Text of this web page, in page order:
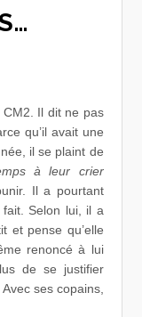
Il dit ne pas
qu’il avait une
il se plaint de
à leur crier
Il a pourtant
Selon lui, il a
et pense qu’elle
renoncé à lui
de se justifier
ses copains,